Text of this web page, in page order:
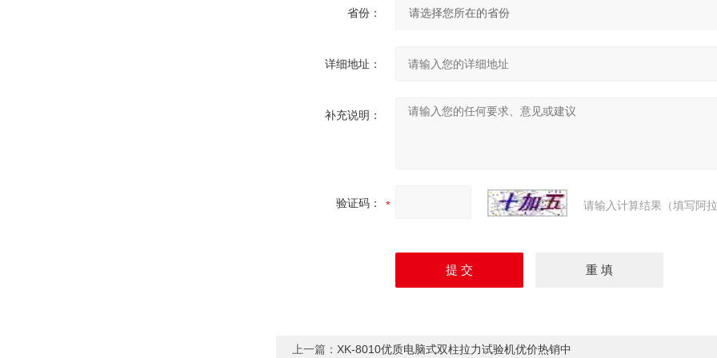
省份：
详细地址：
补充说明：
验证码： 请输入计算结果（填写阿
上一篇： XK-8010优质电脑式双柱拉力试验机优价热销中